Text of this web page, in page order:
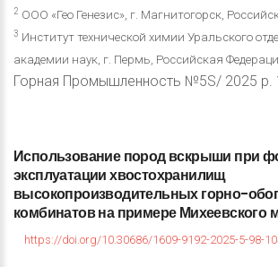
2 ООО «Гео Генезис», г. Магнитогорск,
3 Институт технической химии Уральского
академии наук, г. Пермь, Российская
Горная Промышленность №5S/ 2025 p.
Использование породвскрыши при
эксплуатациихвостохранилищ
высокопроизводительныхгорно-
комбинатовна примереМихеевского
https://doi.org/10.30686/1609-9192-2025-5-98-